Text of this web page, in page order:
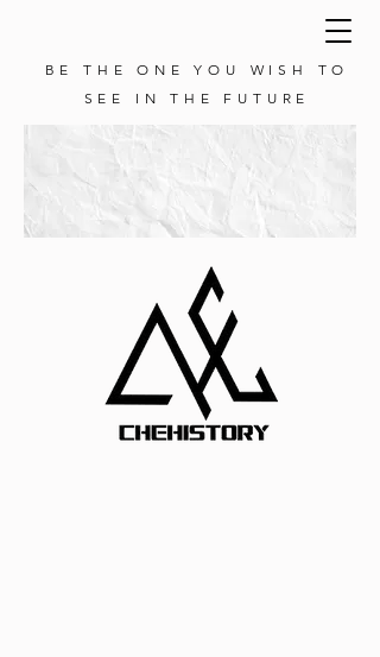
BE THE ONE YOU WISH TO
SEE IN THE FUTURE